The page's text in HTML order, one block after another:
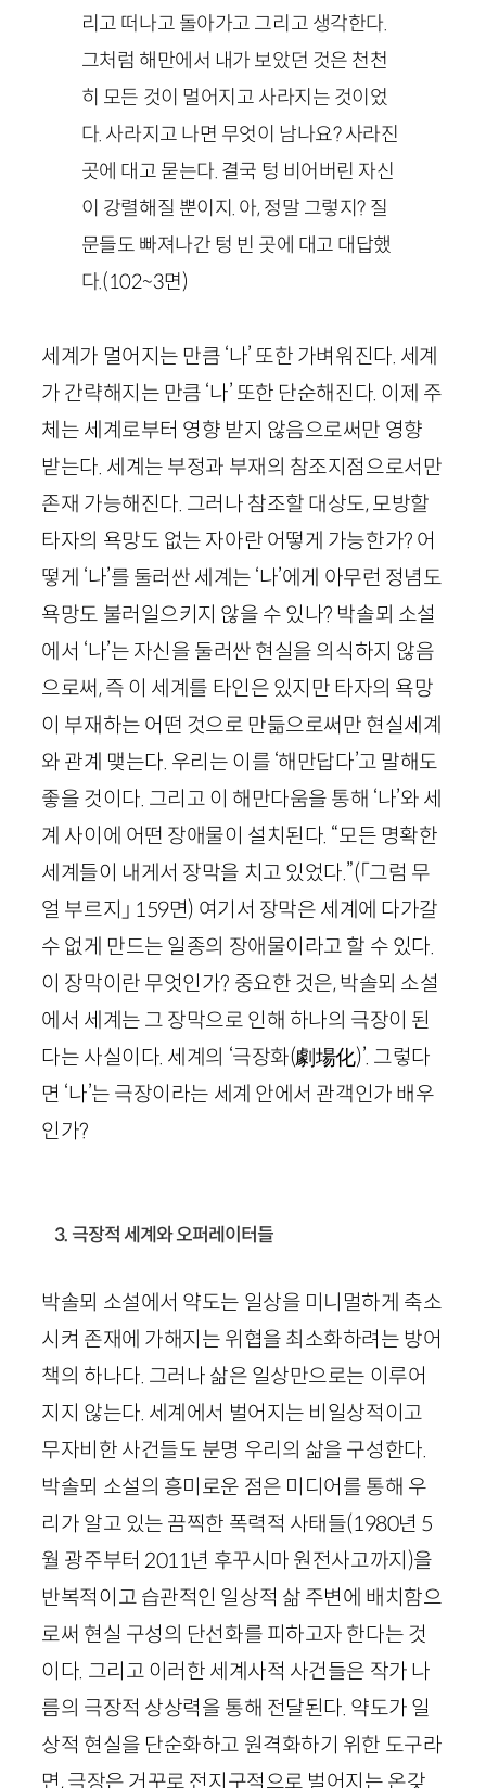
리고 떠나고 돌아가고 그리고 생각한다.
그처럼 해만에서 내가 보았던 것은 천천
히 모든 것이 멀어지고 사라지는 것이었
다. 사라지고 나면 무엇이 남나요? 사라진
곳에 대고 묻는다. 결국 텅 비어버린 자신
이 강렬해질 뿐이지. 아, 정말 그렇지? 질
문들도 빠져나간 텅 빈 곳에 대고 대답했
다.(102~3면)
세계가 멀어지는 만큼 ‘나’ 또한 가벼워진다. 세계
가 간략해지는 만큼 ‘나’ 또한 단순해진다. 이제 주
체는 세계로부터 영향 받지 않음으로써만 영향
받는다. 세계는 부정과 부재의 참조지점으로서만
존재 가능해진다. 그러나 참조할 대상도, 모방할
타자의 욕망도 없는 자아란 어떻게 가능한가? 어
떻게 ‘나’를 둘러싼 세계는 ‘나’에게 아무런 정념도
욕망도 불러일으키지 않을 수 있나? 박솔뫼 소설
에서 ‘나’는 자신을 둘러싼 현실을 의식하지 않음
으로써, 즉 이 세계를 타인은 있지만 타자의 욕망
이 부재하는 어떤 것으로 만듦으로써만 현실세계
와 관계 맺는다. 우리는 이를 ‘해만답다’고 말해도
좋을 것이다. 그리고 이 해만다움을 통해 ‘나’와 세
계 사이에 어떤 장애물이 설치된다. “모든 명확한
세계들이 내게서 장막을 치고 있었다.”(「그럼 무
얼 부르지」 159면) 여기서 장막은 세계에 다가갈
수 없게 만드는 일종의 장애물이라고 할 수 있다.
이 장막이란 무엇인가? 중요한 것은, 박솔뫼 소설
에서 세계는 그 장막으로 인해 하나의 극장이 된
다는 사실이다. 세계의 ‘극장화(劇場化)’. 그렇다
면 ‘나’는 극장이라는 세계 안에서 관객인가 배우
인가?
3. 극장적 세계와 오퍼레이터들
박솔뫼 소설에서 약도는 일상을 미니멀하게 축소
시켜 존재에 가해지는 위협을 최소화하려는 방어
책의 하나다. 그러나 삶은 일상만으로는 이루어
지지 않는다. 세계에서 벌어지는 비일상적이고
무자비한 사건들도 분명 우리의 삶을 구성한다.
박솔뫼 소설의 흥미로운 점은 미디어를 통해 우
리가 알고 있는 끔찍한 폭력적 사태들(1980년 5
월 광주부터 2011년 후꾸시마 원전사고까지)을
반복적이고 습관적인 일상적 삶 주변에 배치함으
로써 현실 구성의 단선화를 피하고자 한다는 것
이다. 그리고 이러한 세계사적 사건들은 작가 나
름의 극장적 상상력을 통해 전달된다. 약도가 일
상적 현실을 단순화하고 원격화하기 위한 도구라
면, 극장은 거꾸로 전지구적으로 벌어지는 온갖